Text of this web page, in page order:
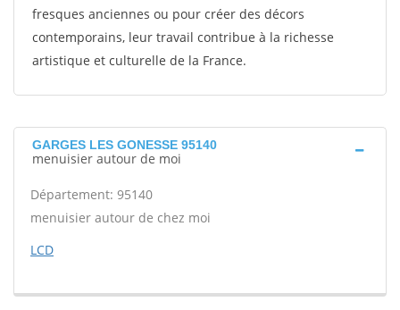
fresques anciennes ou pour créer des décors
contemporains, leur travail contribue à la richesse
artistique et culturelle de la France.
GARGES LES GONESSE 95140
menuisier autour de moi
Département: 95140
menuisier autour de chez moi
LCD